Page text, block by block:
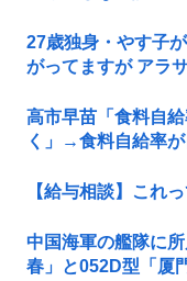
27歳独身・やす子
がってますが アラ
高市早苗「食料自
く」→食料自給率
【給与相談】これ
中国海軍の艦隊に
春」と052D型「厦